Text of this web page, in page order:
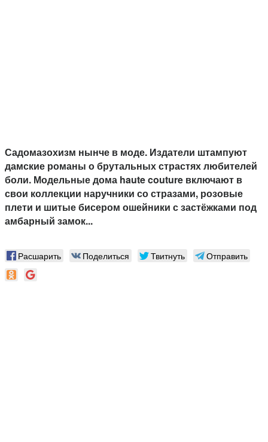
Садомазохизм нынче в моде. Издатели штампуют
дамские романы о брутальных страстях любителей
боли. Модельные дома haute couture включают в
свои коллекции наручники со стразами, розовые
плети и шитые бисером ошейники с застёжками под
амбарный замок...
Расшарить Поделиться Твитнуть Отправить